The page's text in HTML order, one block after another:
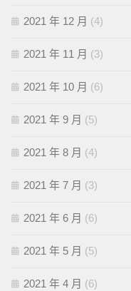
2021 年 12 月 (4)
2021 年 11 月 (3)
2021 年 10 月 (6)
2021 年 9 月 (5)
2021 年 8 月 (4)
2021 年 7 月 (3)
2021 年 6 月 (6)
2021 年 5 月 (5)
2021 年 4 月 (6)